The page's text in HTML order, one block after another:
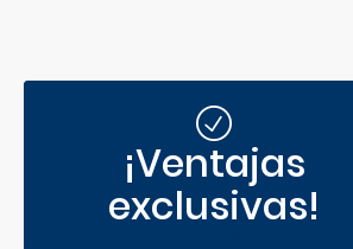
¡Ventajas
exclusivas!